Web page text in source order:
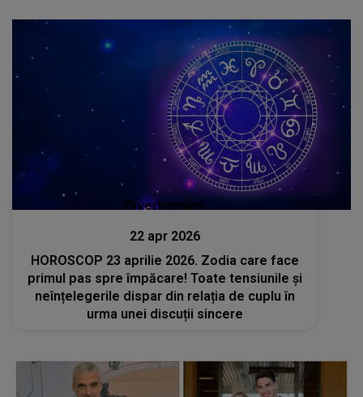
Divertisment
22 apr 2026
HOROSCOP 23 aprilie 2026. Zodia care face
primul pas spre împăcare! Toate tensiunile și
neînțelegerile dispar din relația de cuplu în
urma unei discuții sincere